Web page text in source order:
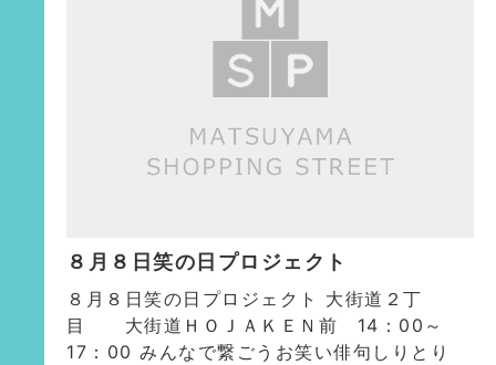
８月８日笑の日プロジェクト
８月８日笑の日プロジェクト 大街道２丁
目 大街道ＨＯＪＡＫＥＮ前 14：00～
17：00 みんなで繋ごうお笑い俳句しりとり